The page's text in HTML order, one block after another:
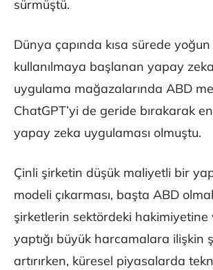
sürmüştü.
Dünya çapında kısa sürede
kullanılmaya başlanan yapay
uygulama mağazalarında ABD
ChatGPT’yi de geride bırakarak
yapay zeka uygulaması olmuştu.
Çinli şirketin düşük maliyetli bir
modeli çıkarması, başta ABD
şirketlerin sektördeki
yaptığı büyük harcamalara ilişkin
artırırken, küresel piyasalarda